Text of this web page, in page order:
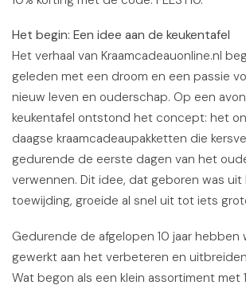
Het begin: Een idee aan de keukentafel
Het verhaal van Kraamcadeauonline.nl
geleden met een droom en een passie
nieuw leven en ouderschap. Op een
keukentafel ontstond het concept: het
daagse kraamcadeaupakketten die
gedurende de eerste dagen van het
verwennen. Dit idee, dat geboren was uit
toewijding, groeide al snel uit tot iets
Gedurende de afgelopen 10 jaar hebben
gewerkt aan het verbeteren en
Wat begon als een klein assortiment met